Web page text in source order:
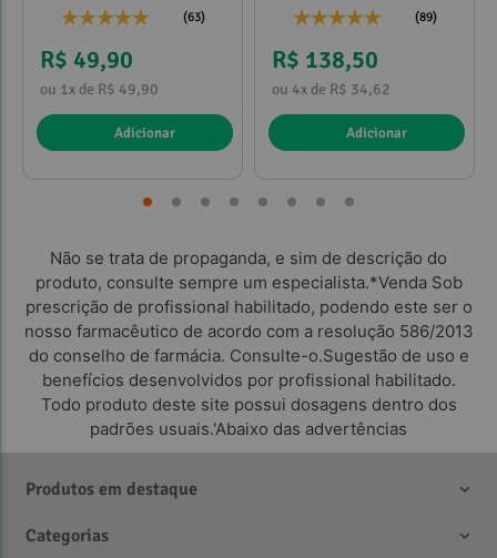
(63)
R$ 49,90
ou 1x de R$ 49,90
Adicionar
(89)
R$ 138,50
ou 4x de R$ 34,62
Adicionar
Não se trata de propaganda, e sim de descrição do
produto, consulte sempre um especialista.*Venda Sob
prescrição de profissional habilitado, podendo este ser o
nosso farmacêutico de acordo com a resolução 586/2013
do conselho de farmácia. Consulte-o.Sugestão de uso e
benefícios desenvolvidos por profissional habilitado.
Todo produto deste site possui dosagens dentro dos
padrões usuais.'Abaixo das advertências
Produtos em destaque
Categorias